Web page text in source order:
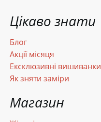
Цікаво знати
Блог
Акції місяця
Ексклюзивні вишиванки
Як зняти заміри
Магазин